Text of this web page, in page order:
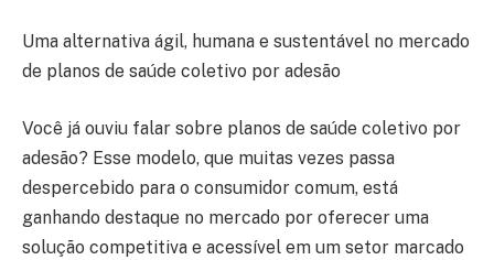
Uma alternativa ágil, humana e sustentável no mercado
de planos de saúde coletivo por adesão
Você já ouviu falar sobre planos de saúde coletivo por
adesão? Esse modelo, que muitas vezes passa
despercebido para o consumidor comum, está
ganhando destaque no mercado por oferecer uma
solução competitiva e acessível em um setor marcado